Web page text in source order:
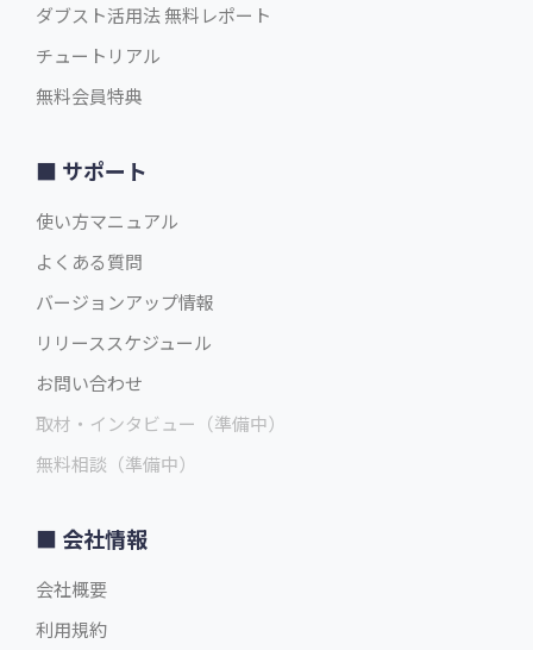
ダブスト活用法 無料レポート
チュートリアル
無料会員特典
サポート
使い方マニュアル
よくある質問
バージョンアップ情報
リリーススケジュール
お問い合わせ
取材・インタビュー（準備中）
無料相談（準備中）
会社情報
会社概要
利用規約